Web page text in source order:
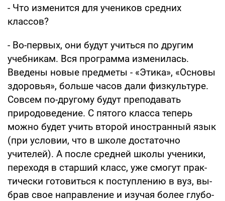
- Что изменится для учеников средних
классов?
- Во-первых, они будут учиться по дру­гим
учебникам. Вся программа изменилась.
Введены новые предметы - «Этика», «Осно­вы
здоровья», больше часов дали физкуль­туре.
Совсем по-другому будут преподавать
природоведение. С пятого класса теперь
можно будет учить второй иностранный язык
(при условии, что в школе достаточно
учителей). А после средней школы ученики,
переходя в старший класс, уже смогут прак­
тически готовиться к поступлению в вуз, вы­
брав свое направление и изучая более глубо­